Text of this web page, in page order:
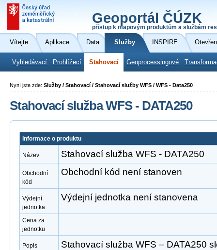
Geoportál ČÚZK
přístup k mapovým produktům a službám
Vítejte Aplikace Data Služby INSPIRE
Vyhledávací Prohlížecí Stahovací Geoprocessingové
Nyní jste zde: Služby / Stahovací / Stahovací služby WFS / WFS - Data250
Stahovací služba WFS - DATA250
Informace o produktu
Název Stahovací služba WFS - DATA250
Obchodní
kód
Obchodní kód není stanoven
Výdejní
jednotka
Výdejní jednotka není stanovena
Cena za
jednotku
Popis
Stahovací služba WFS – DATA250